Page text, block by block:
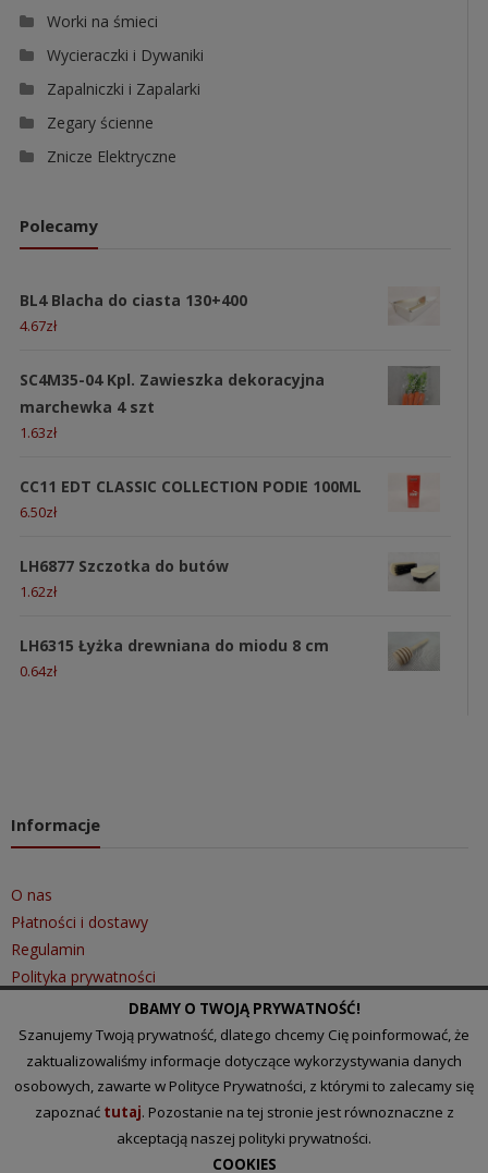
Worki na śmieci
Wycieraczki i Dywaniki
Zapalniczki i Zapalarki
Zegary ścienne
Znicze Elektryczne
Polecamy
BL4 Blacha do ciasta 130+400
4.67zł
SC4M35-04 Kpl. Zawieszka dekoracyjna
marchewka 4 szt
1.63zł
CC11 EDT CLASSIC COLLECTION PODIE 100ML
6.50zł
LH6877 Szczotka do butów
1.62zł
LH6315 Łyżka drewniana do miodu 8 cm
0.64zł
Informacje
O nas
Płatności i dostawy
Regulamin
Polityka prywatności
Szybki kontakt
Tel.: 510 097 101
biuro@lakihurt.pl
DBAMY O TWOJĄ PRYWATNOŚĆ!
Szanujemy Twoją prywatność, dlatego chcemy Cię poinformować, że
zaktualizowaliśmy informacje dotyczące wykorzystywania danych
osobowych, zawarte w Polityce Prywatności, z którymi to zalecamy się
zapoznać tutaj. Pozostanie na tej stronie jest równoznaczne z
akceptacją naszej polityki prywatności.
COOKIES